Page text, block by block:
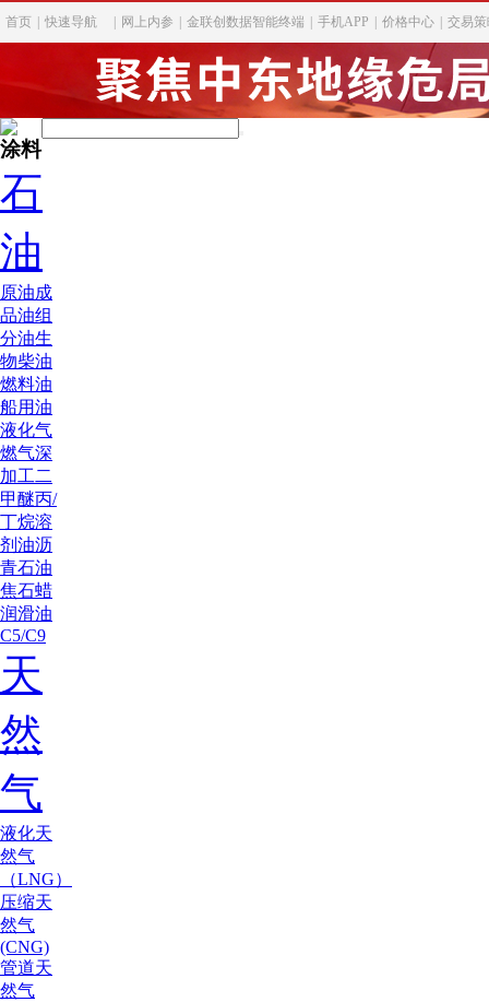
首页 快速导航 网上内参 金联创数据智能终端 手机APP 价格中心 交易
涂料
石
油
原油成
品油组
分油生
物柴油
燃料油
船用油
液化气
燃气深
加工二
甲醚丙/
丁烷溶
剂油沥
青石油
焦石蜡
润滑油
C5/C9
天
然
气
液化天
然气
（LNG）
压缩天
然气
(CNG)
管道天
然气